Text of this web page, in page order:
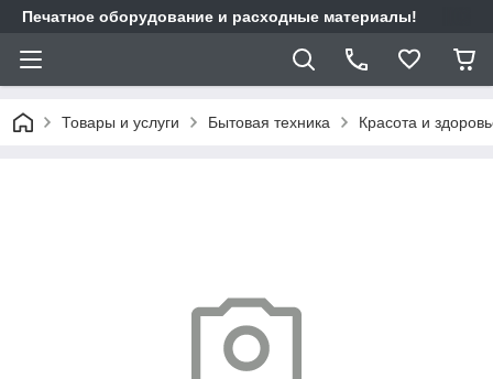
Печатное оборудование и расходные материалы!
Товары и услуги Бытовая техника Красота и